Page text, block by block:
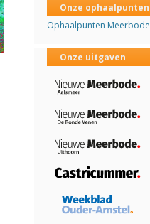
Onze ophaalpunten
Ophaalpunten Meerbode
Onze uitgaven